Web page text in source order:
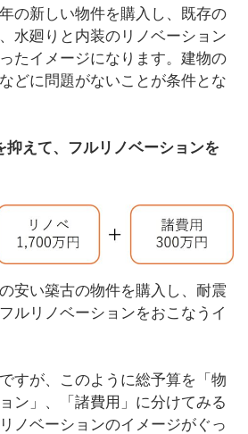
の新しい物件を購入し、既存の
水廻りと内装のリノベーション
たイメージになります。建物の
どに問題がないことが条件とな
抑えて、フルリノベーションを
安い築古の物件を購入し、耐震
ルリノベーションをおこなうイ
すが、このように総予算を「物
ン」、「諸費用」に分けてみる
ノベーションのイメージがぐっ